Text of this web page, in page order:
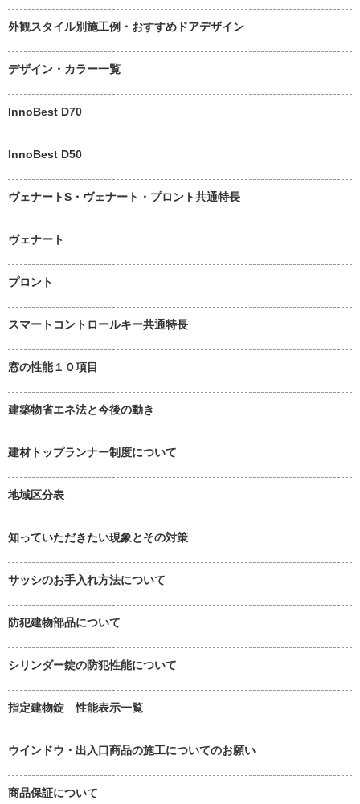
外観スタイル別施工例・おすすめドアデザイン
デザイン・カラー一覧
InnoBest D70
InnoBest D50
ヴェナートS・ヴェナート・プロント共通特長
ヴェナート
プロント
スマートコントロールキー共通特長
窓の性能１０項目
建築物省エネ法と今後の動き
建材トップランナー制度について
地域区分表
知っていただきたい現象とその対策
サッシのお手入れ方法について
防犯建物部品について
シリンダー錠の防犯性能について
指定建物錠 性能表示一覧
ウインドウ・出入口商品の施工についてのお願い
商品保証について